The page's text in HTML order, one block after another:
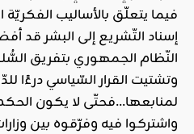
فيما يتعلّق بالأساليب
إسناد التّشريع إلى البشر قد
النّظام الجمهوري بتفريق
وتشتيت القرار السّياسي درءًا
لمنابعها…فحتّى لا يكون
واشتركوا فيه وفرّقوه بين